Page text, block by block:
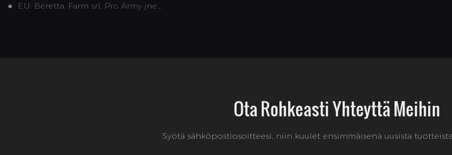
●
EU: Beretta, Farm srl, Pro Army jne...
Ota Rohkeasti Yhteyttä Meihin
Syötä sähköpostiosoitteesi, niin kuulet ensimmäisenä uusista tuotteista